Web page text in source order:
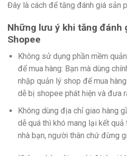
Đây là cách để tăng đánh giá sản
Những lưu ý khi tăng đánh
Shopee
Không sử dụng phần mềm
để mua hàng: Bạn mà dùng
nhập quản lý shop để mua
dễ bị shopee phát hiện và đưa
Không dùng địa chỉ giao hàng
dễ quá thì khó mang lại kết
nhà bạn, người thân chứ đừng